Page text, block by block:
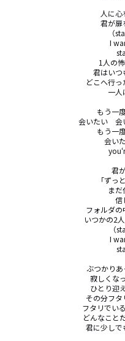
人に
君が扉
（
I
1人の
君はいつ
どこへ行
一人
もう一
会いたい　
もう一
会い
君
「ずっ
まだ
信
フォルダ
いつかの2
（
I
ぶつかり
寂しくな
ひとり迎
その分フ
フタリでい
どんなこと
君に少しで